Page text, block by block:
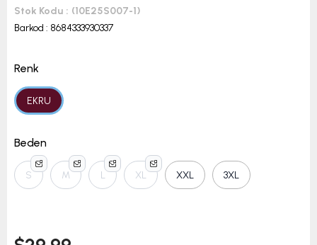
Stok Kodu
(10E25S007-1)
Barkod : 8684333930337
Renk
EKRU
Beden
S M L XL XXL 3XL